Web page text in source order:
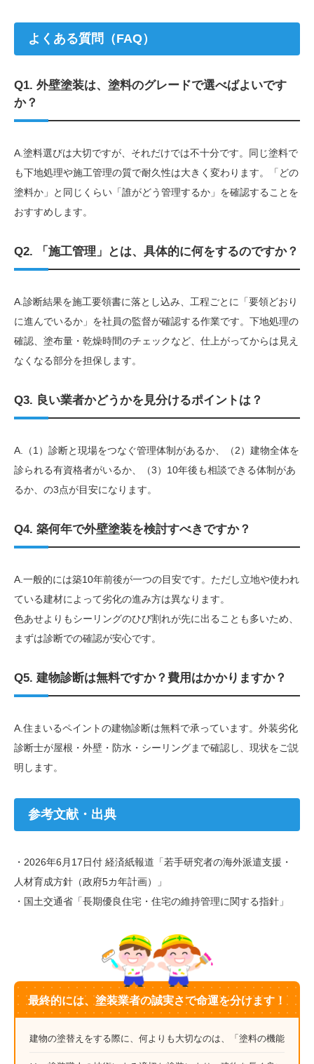
よくある質問（FAQ）
Q1. 外壁塗装は、塗料のグレードで選べばよいです
か？
A.塗料選びは大切ですが、それだけでは不十分です。同じ塗料で
も下地処理や施工管理の質で耐久性は大きく変わります。「どの
塗料か」と同じくらい「誰がどう管理するか」を確認することを
おすすめします。
Q2. 「施工管理」とは、具体的に何をするのですか？
A.診断結果を施工要領書に落とし込み、工程ごとに「要領どおり
に進んでいるか」を社員の監督が確認する作業です。下地処理の
確認、塗布量・乾燥時間のチェックなど、仕上がってからは見え
なくなる部分を担保します。
Q3. 良い業者かどうかを見分けるポイントは？
A.（1）診断と現場をつなぐ管理体制があるか、（2）建物全体を
診られる有資格者がいるか、（3）10年後も相談できる体制があ
るか、の3点が目安になります。
Q4. 築何年で外壁塗装を検討すべきですか？
A.一般的には築10年前後が一つの目安です。ただし立地や使われ
ている建材によって劣化の進み方は異なります。
色あせよりもシーリングのひび割れが先に出ることも多いため、
まずは診断での確認が安心です。
Q5. 建物診断は無料ですか？費用はかかりますか？
A.住まいるペイントの建物診断は無料で承っています。外装劣化
診断士が屋根・外壁・防水・シーリングまで確認し、現状をご説
明します。
参考文献・出典
・2026年6月17日付 経済紙報道「若手研究者の海外派遣支援・
人材育成方針（政府5カ年計画）」
・国土交通省「長期優良住宅・住宅の維持管理に関する指針」
最終的には、塗装業者の誠実さで命運を分けます！
建物の塗替えをする際に、何よりも大切なのは、「塗料の機能